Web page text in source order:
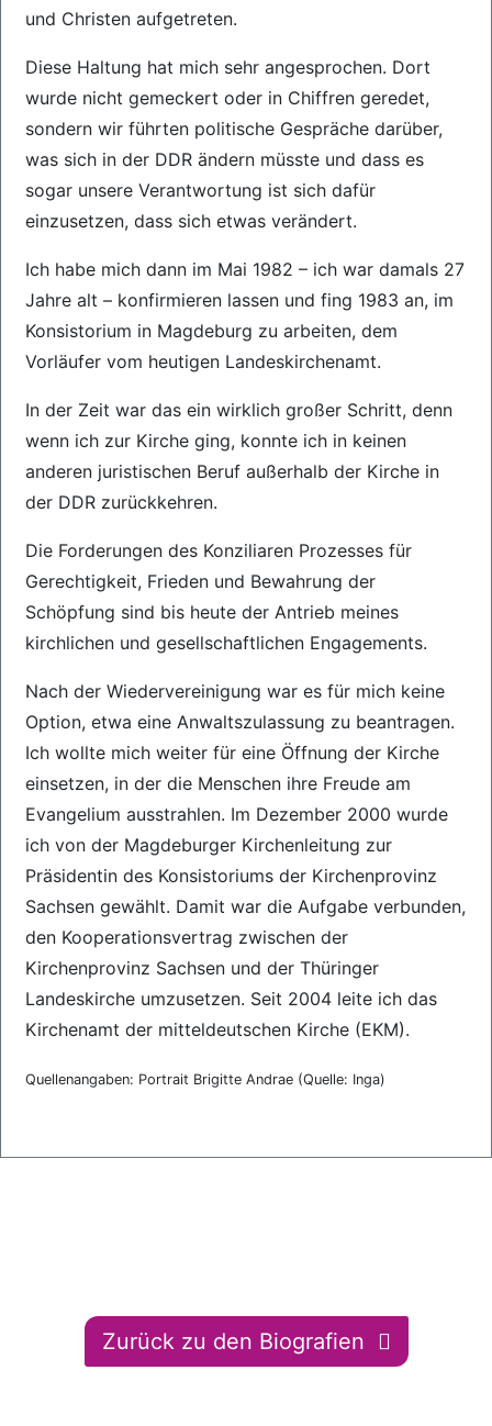
und Christen aufgetreten.
Diese Haltung hat mich sehr angesprochen. Dort
wurde nicht gemeckert oder in Chiffren geredet,
sondern wir führten politische Gespräche darüber,
was sich in der DDR ändern müsste und dass es
sogar unsere Verantwortung ist sich dafür
einzusetzen, dass sich etwas verändert.
Ich habe mich dann im Mai 1982 – ich war damals 27
Jahre alt – konfirmieren lassen und fing 1983 an, im
Konsistorium in Magdeburg zu arbeiten, dem
Vorläufer vom heutigen Landeskirchenamt.
In der Zeit war das ein wirklich großer Schritt, denn
wenn ich zur Kirche ging, konnte ich in keinen
anderen juristischen Beruf außerhalb der Kirche in
der DDR zurückkehren.
Die Forderungen des Konziliaren Prozesses für
Gerechtigkeit, Frieden und Bewahrung der
Schöpfung sind bis heute der Antrieb meines
kirchlichen und gesellschaftlichen Engagements.
Nach der Wiedervereinigung war es für mich keine
Option, etwa eine Anwaltszulassung zu beantragen.
Ich wollte mich weiter für eine Öffnung der Kirche
einsetzen, in der die Menschen ihre Freude am
Evangelium ausstrahlen. Im Dezember 2000 wurde
ich von der Magdeburger Kirchenleitung zur
Präsidentin des Konsistoriums der Kirchenprovinz
Sachsen gewählt. Damit war die Aufgabe verbunden,
den Kooperationsvertrag zwischen der
Kirchenprovinz Sachsen und der Thüringer
Landeskirche umzusetzen. Seit 2004 leite ich das
Kirchenamt der mitteldeutschen Kirche (EKM).
Quellenangaben: Portrait Brigitte Andrae (Quelle: Inga)
Zurück zu den Biografien